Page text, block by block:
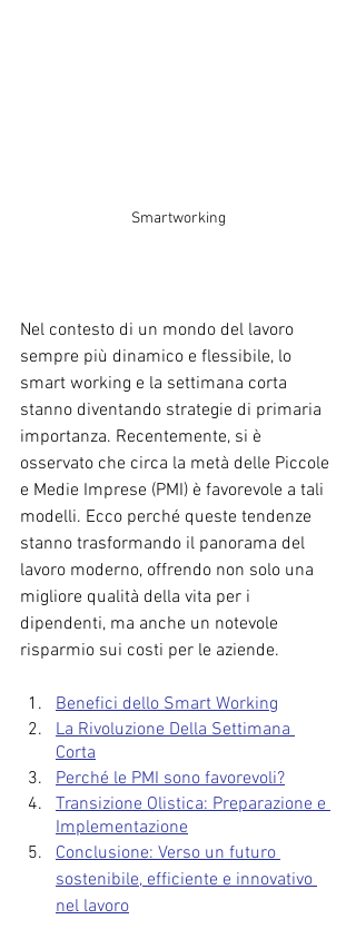
Smartworking
Nel contesto di un mondo del lavoro
sempre più dinamico e flessibile, lo
smart working e la settimana corta
stanno diventando strategie di primaria
importanza. Recentemente, si è
osservato che circa la metà delle Piccole
e Medie Imprese (PMI) è favorevole a tali
modelli. Ecco perché queste tendenze
stanno trasformando il panorama del
lavoro moderno, offrendo non solo una
migliore qualità della vita per i
dipendenti, ma anche un notevole
risparmio sui costi per le aziende.
Benefici dello Smart Working
La Rivoluzione Della Settimana
Corta
Perché le PMI sono favorevoli?
Transizione Olistica: Preparazione e
Implementazione
Conclusione: Verso un futuro
sostenibile, efficiente e innovativo
nel lavoro